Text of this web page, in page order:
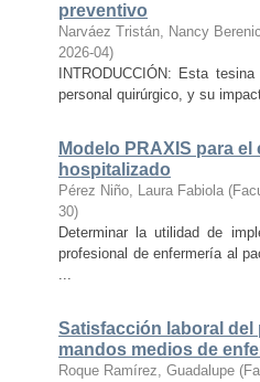
preventivo
Narváez Tristán, Nancy
2026-04)
INTRODUCCIÓN: Esta
personal quirúrgico, y su
Modelo PRAXIS para
hospitalizado
Pérez Niño, Laura Fabiola (
30)
Determinar la utilidad de
profesional de enfermería al
...
Satisfacción laboral del
mandos medios de
Roque Ramírez, Guadalupe (